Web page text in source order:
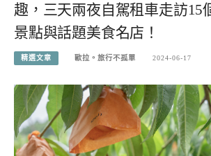
趣，三天兩夜自駕租車走訪15
景點與話題美食名店！
精選文章 歐拉。旅行不孤單 2024-06-17